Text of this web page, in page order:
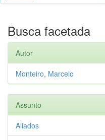
Busca facetada
Autor
Monteiro, Marcelo
Assunto
Aliados